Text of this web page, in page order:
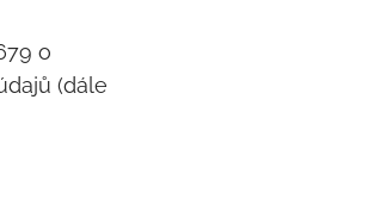
o
(dále